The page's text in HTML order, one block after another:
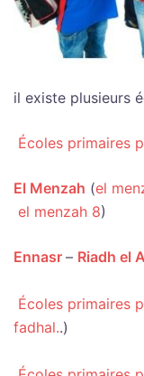
il existe plusieurs
Écoles primaires
El Menzah (el
el menzah 8)
Ennasr – Riadh el
Écoles primaires
fadhal..)